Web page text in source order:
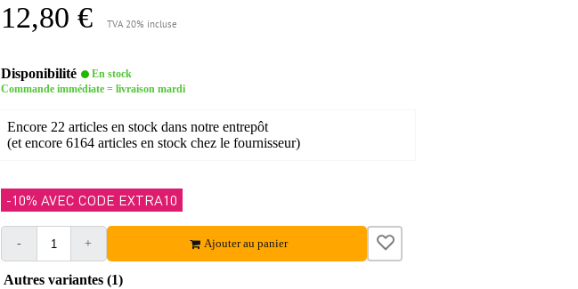
12,80 € TVA 20% incluse
Disponibilité
En stock
Commande immédiate = livraison mardi
Encore 22 articles en stock dans notre entrepôt
(et encore 6164 articles en stock chez le fournisseur)
-10% AVEC CODE EXTRA10
- + Ajouter au panier
Autres variantes (1)